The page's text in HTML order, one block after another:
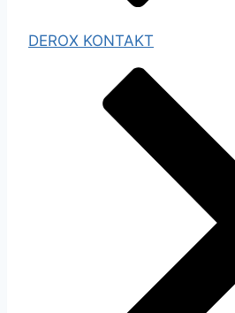
DEROX KONTAKT